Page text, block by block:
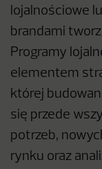
lojalnościowe
brandami
Programy
elementem
której
się przede
potrzeb,
rynku oraz